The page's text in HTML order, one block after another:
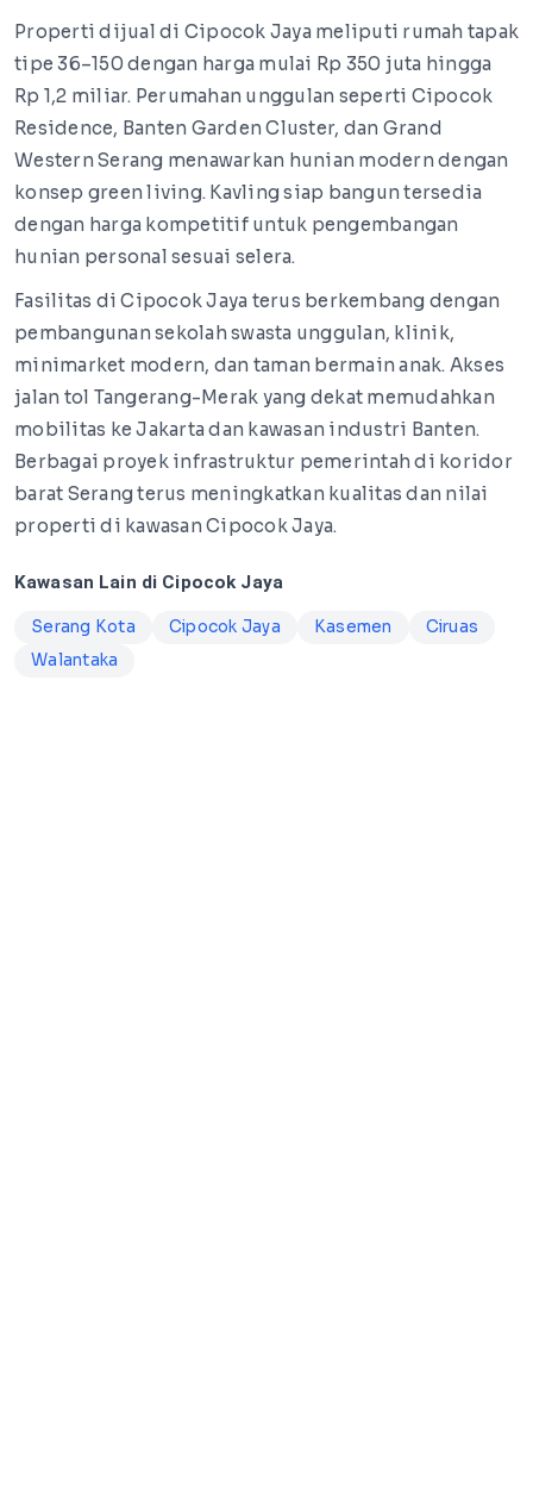
Properti dijual di Cipocok Jaya meliputi rumah tapak
tipe 36–150 dengan harga mulai Rp 350 juta hingga
Rp 1,2 miliar. Perumahan unggulan seperti Cipocok
Residence, Banten Garden Cluster, dan Grand
Western Serang menawarkan hunian modern dengan
konsep green living. Kavling siap bangun tersedia
dengan harga kompetitif untuk pengembangan
hunian personal sesuai selera.
Fasilitas di Cipocok Jaya terus berkembang dengan
pembangunan sekolah swasta unggulan, klinik,
minimarket modern, dan taman bermain anak. Akses
jalan tol Tangerang-Merak yang dekat memudahkan
mobilitas ke Jakarta dan kawasan industri Banten.
Berbagai proyek infrastruktur pemerintah di koridor
barat Serang terus meningkatkan kualitas dan nilai
properti di kawasan Cipocok Jaya.
Kawasan Lain di Cipocok Jaya
Serang Kota Cipocok Jaya Kasemen
Ciruas
Walantaka